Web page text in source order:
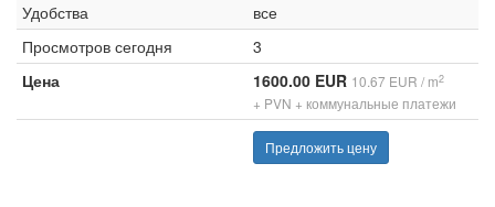
Удобства
все
Просмотров сегодня
3
Цена
1600.00 EUR 10.67 EUR / m2
+ PVN + коммунальные платежи
Предложить цену